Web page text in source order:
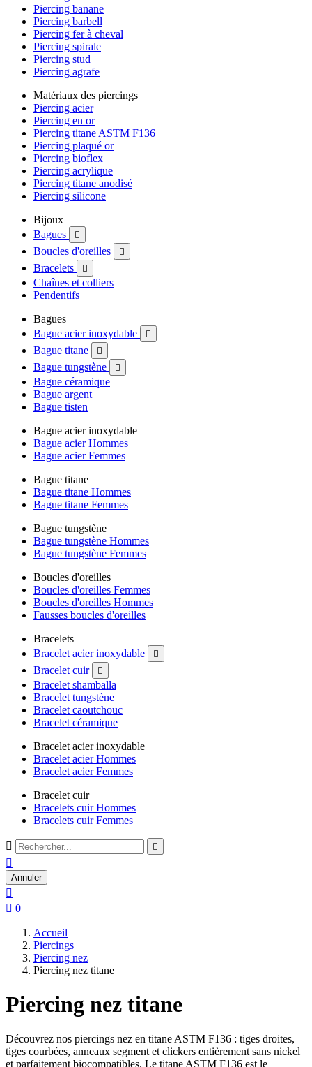
Piercing banane
Piercing barbell
Piercing fer à cheval
Piercing spirale
Piercing stud
Piercing agrafe
Matériaux des piercings
Piercing acier
Piercing en or
Piercing titane ASTM F136
Piercing plaqué or
Piercing bioflex
Piercing acrylique
Piercing titane anodisé
Piercing silicone
Bijoux
Bagues

Boucles d'oreilles 
Bracelets 
Chaînes et colliers
Pendentifs
Bagues
Bague acier inoxydable

Bague titane 
Bague tungstène 
Bague céramique
Bague argent
Bague tisten
Bague acier inoxydable
Bague acier Hommes
Bague acier Femmes
Bague titane
Bague titane Hommes
Bague titane Femmes
Bague tungstène
Bague tungstène Hommes
Bague tungstène Femmes
Boucles d'oreilles
Boucles d'oreilles Femmes
Boucles d'oreilles Hommes
Fausses boucles d'oreilles
Bracelets
Bracelet acier inoxydable

Bracelet cuir 
Bracelet shamballa
Bracelet tungstène
Bracelet caoutchouc
Bracelet céramique
Bracelet acier inoxydable
Bracelet acier Hommes
Bracelet acier Femmes
Bracelet cuir
Bracelets cuir Hommes
Bracelets cuir Femmes
 

Annuler

 0
Accueil
Piercings
Piercing nez
Piercing nez titane
Piercing nez titane
Découvrez nos piercings nez en titane ASTM F136 : tiges droites,
tiges courbées, anneaux segment et clickers entièrement sans nickel
et parfaitement biocompatibles. Le titane ASTM F136 est le